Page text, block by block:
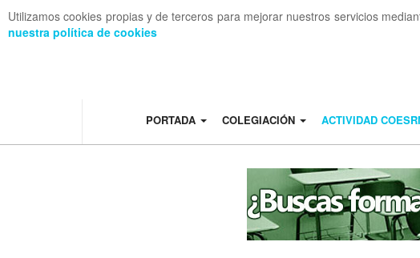
Utilizamos cookies propias y de terceros para mejorar nuestros servicios
nuestra política de cookies
PORTADA COLEGIACIÓN ACTIVIDAD